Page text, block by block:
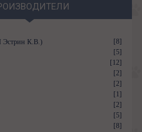
Эстрин К.В.)
[8]
[5]
[12]
[2]
[2]
[1]
[2]
[5]
[8]